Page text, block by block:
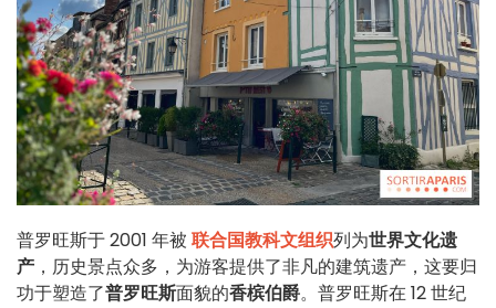
普罗旺斯于 2001 年被 联合国教科文组织列为世界文化遗
产 ，历史景点众多，为游客提供了非凡的建筑遗产，这要归
功于塑造了普罗旺斯面貌的香槟伯爵。普罗旺斯在 12 世纪